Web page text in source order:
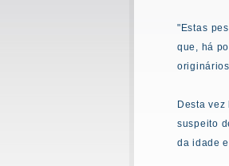
"Estas
que, há
Desta
suspeito
da idade